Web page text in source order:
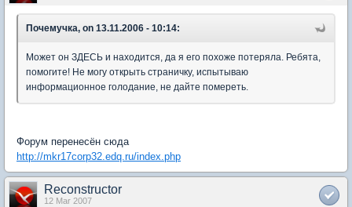
Почемучка, on 13.11.2006 - 10:14:
Может он ЗДЕСЬ и находится, да я его похоже потеряла. Ребята,
помогите! Не могу открыть страничку, испытываю
информационное голодание, не дайте помереть.
Форум перенесён сюда
http://mkr17corp32.edq.ru/index.php
Reconstructor
12 Mar 2007